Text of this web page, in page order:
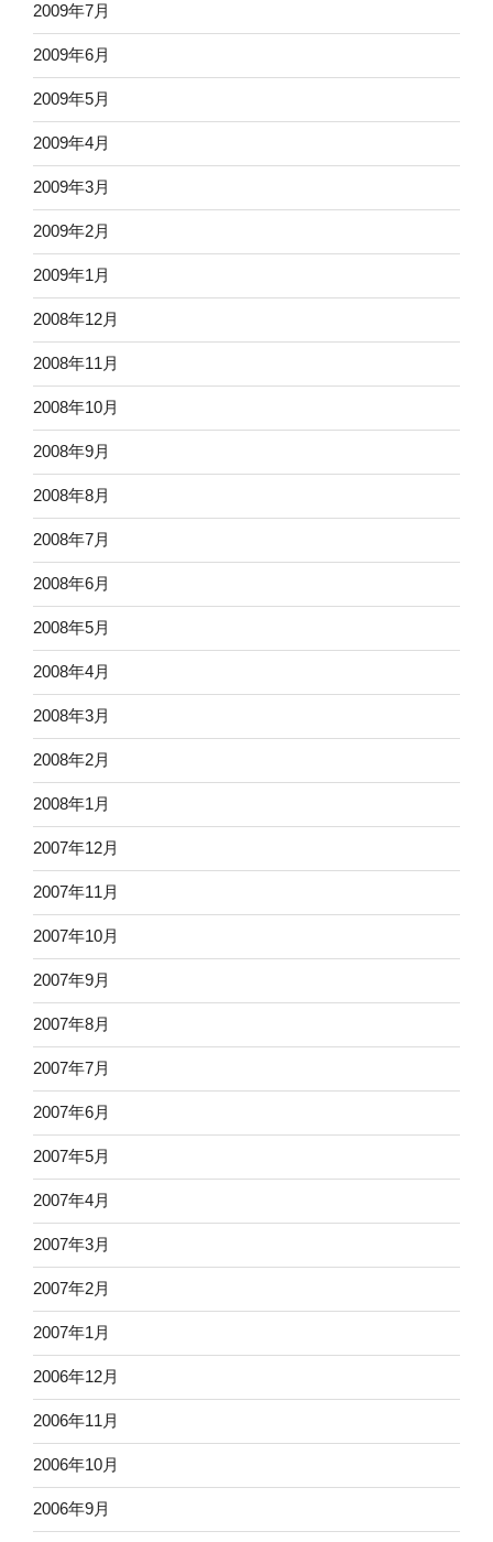
2009年7月
2009年6月
2009年5月
2009年4月
2009年3月
2009年2月
2009年1月
2008年12月
2008年11月
2008年10月
2008年9月
2008年8月
2008年7月
2008年6月
2008年5月
2008年4月
2008年3月
2008年2月
2008年1月
2007年12月
2007年11月
2007年10月
2007年9月
2007年8月
2007年7月
2007年6月
2007年5月
2007年4月
2007年3月
2007年2月
2007年1月
2006年12月
2006年11月
2006年10月
2006年9月